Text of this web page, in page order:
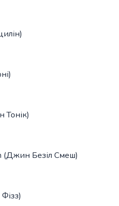
Тонік)
(Джин Безіл Смеш)